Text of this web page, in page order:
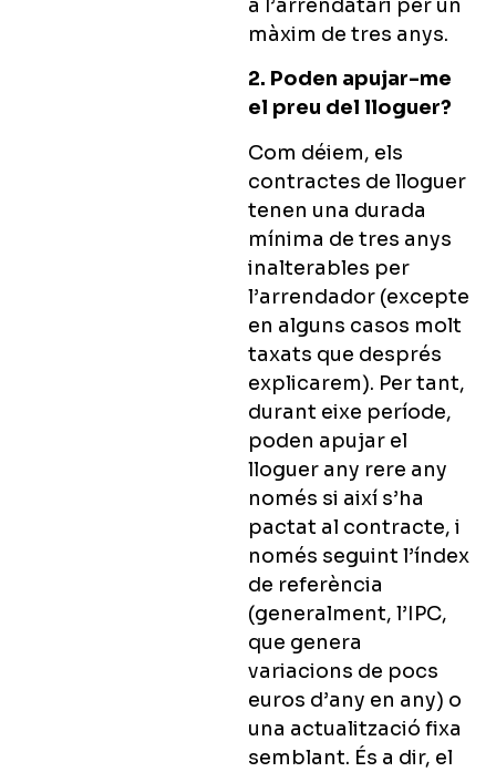
a l’arrendatari per un
màxim de tres anys.
2. Poden apujar-me
el preu del lloguer?
Com déiem, els
contractes de lloguer
tenen una durada
mínima de tres anys
inalterables per
l’arrendador (excepte
en alguns casos molt
taxats que després
explicarem). Per tant,
durant eixe període,
poden apujar el
lloguer any rere any
només si així s’ha
pactat al contracte, i
només seguint l’índex
de referència
(generalment, l’IPC,
que genera
variacions de pocs
euros d’any en any) o
una actualització fixa
semblant. És a dir, el